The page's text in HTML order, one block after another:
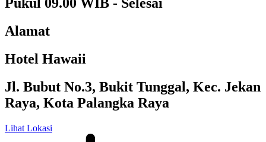
Alamat
Hotel Hawaii
Jl. Bubut No.3, Bukit Tunggal, Kec. Jekan
Raya, Kota Palangka Raya
Lihat Lokasi